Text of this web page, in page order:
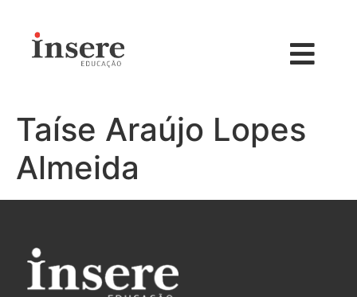
Taíse Araújo Lopes
Almeida